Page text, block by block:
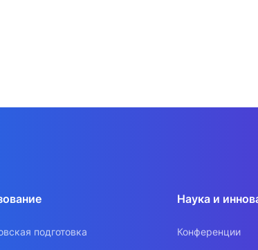
подготовка
Наука и
Конференции